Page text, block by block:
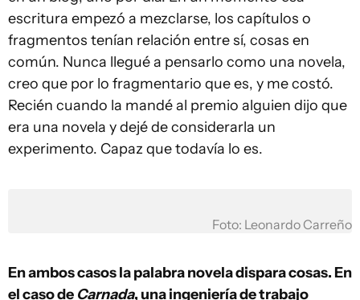
escritura empezó a mezclarse, los capítulos o
fragmentos tenían relación entre sí, cosas en
común. Nunca llegué a pensarlo como una novela,
creo que por lo fragmentario que es, y me costó.
Recién cuando la mandé al premio alguien dijo que
era una novela y dejé de considerarla un
experimento. Capaz que todavía lo es.
Foto: Leonardo Carreño
En ambos casos la palabra novela dispara cosas. En
el caso de Carnada, una ingeniería de trabajo